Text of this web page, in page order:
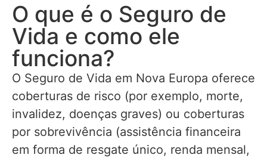
O que é o Seguro de
Vida e como ele
funciona?
O Seguro de Vida em Nova Europa oferece
coberturas de risco (por exemplo, morte,
invalidez, doenças graves) ou coberturas
por sobrevivência (assistência financeira
em forma de resgate único, renda mensal,